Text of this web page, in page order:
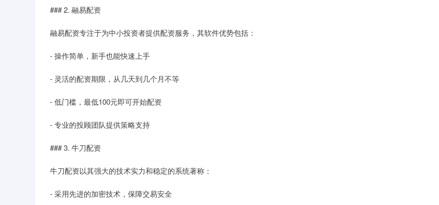
### 2. 融易配资
融易配资专注于为中小投资者提供配资服务，其软件优势包括：
- 操作简单，新手也能快速上手
- 灵活的配资期限，从几天到几个月不等
- 低门槛，最低100元即可开始配资
- 专业的投顾团队提供策略支持
### 3. 牛刀配资
牛刀配资以其强大的技术实力和稳定的系统著称：
- 采用先进的加密技术，保障交易安全